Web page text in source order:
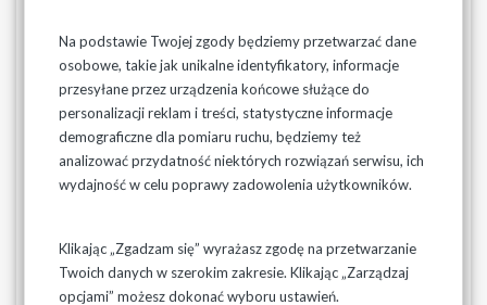
Na podstawie Twojej zgody będziemy przetwarzać dane
osobowe, takie jak unikalne identyfikatory, informacje
przesyłane przez urządzenia końcowe służące do
personalizacji reklam i treści, statystyczne informacje
demograficzne dla pomiaru ruchu, będziemy też
analizować przydatność niektórych rozwiązań serwisu, ich
wydajność w celu poprawy zadowolenia użytkowników.
Klikając „Zgadzam się” wyrażasz zgodę na przetwarzanie
Twoich danych w szerokim zakresie. Klikając „Zarządzaj
opcjami” możesz dokonać wyboru ustawień.
NUMERY ALARMOWE - KONSERWATORZY
W związku z obowiązywaniem nowych przepisów
dotyczące ochrony danych osobowych -
Rozporządzeniem Parlamentu Europejskiego i Rady
(UE) 2016/679 z dnia 27 kwietnia 2016 roku w sprawie
ochrony osób fizycznych w związku z przetwarzaniem
95/46/WE (RODO) informujemy o prawach jakie
posiadają Państwo oraz obowiązkach jakie musimy
spełnić wobec Państwa na gruncie art. 13